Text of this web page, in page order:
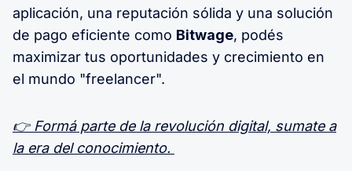
aplicación, una reputación sólida y una solución
de pago eficiente como Bitwage, podés
maximizar tus oportunidades y crecimiento en
el mundo "freelancer".
👉 Formá parte de la revolución digital, sumate a
la era del conocimiento.